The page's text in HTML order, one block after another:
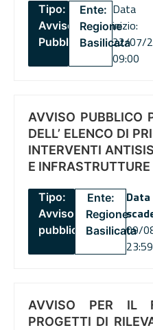
Tipo:
Avviso
Pubblico
Ente:
Regione
Basilicata
Data
inizio:
22/07/
09:00
AVVISO PUBBLICO
DELL’ ELENCO DI
INTERVENTI
E
Tipo:
Avviso
pubblico
Ente:
Regione
Basilicata
09/
23:59
AVVISO PER IL
PROGETTI DI